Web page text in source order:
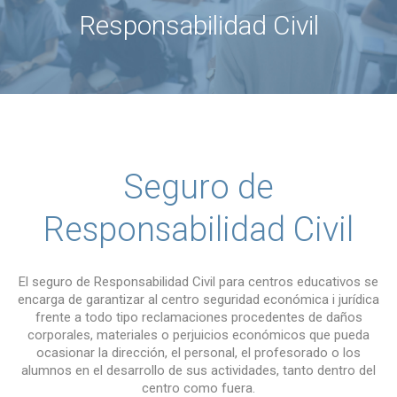
Responsabilidad Civil
Seguro de
Responsabilidad Civil
El seguro de Responsabilidad Civil para centros educativos se
encarga de garantizar al centro seguridad económica i jurídica
frente a todo tipo reclamaciones procedentes de daños
corporales, materiales o perjuicios económicos que pueda
ocasionar la dirección, el personal, el profesorado o los
alumnos en el desarrollo de sus actividades, tanto dentro del
centro como fuera.